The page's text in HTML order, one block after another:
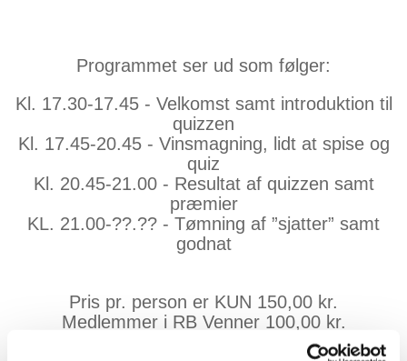
Programmet ser ud som følger:
Kl. 17.30-17.45 - Velkomst samt introduktion til
quizzen
Kl. 17.45-20.45 - Vinsmagning, lidt at spise og
quiz
Kl. 20.45-21.00 - Resultat af quizzen samt
præmier
KL. 21.00-??.?? - Tømning af ”sjatter” samt
godnat
Pris pr. person er KUN 150,00 kr.
Medlemmer i RB Venner 100,00 kr.